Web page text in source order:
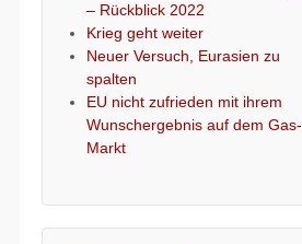
– Rückblick 2022
Krieg geht weiter
Neuer Versuch, Eurasien zu
spalten
EU nicht zufrieden mit ihrem
Wunschergebnis auf dem Gas-
Markt